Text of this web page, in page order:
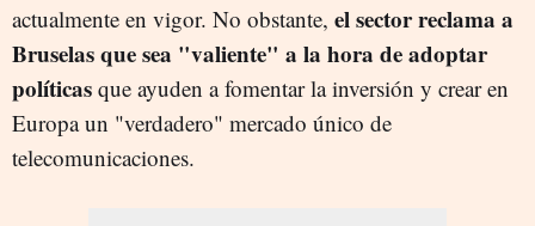
actualmente en vigor. No obstante, el sector reclama a
Bruselas que sea "valiente" a la hora de adoptar
políticas que ayuden a fomentar la inversión y crear en
Europa un "verdadero" mercado único de
telecomunicaciones.